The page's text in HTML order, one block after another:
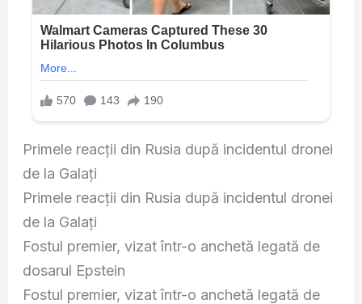
Primele reacții din Rusia după incidentul dronei
de la Galați
Primele reacții din Rusia după incidentul dronei
de la Galați
Fostul premier, vizat într-o anchetă legată de
dosarul Epstein
Fostul premier, vizat într-o anchetă legată de